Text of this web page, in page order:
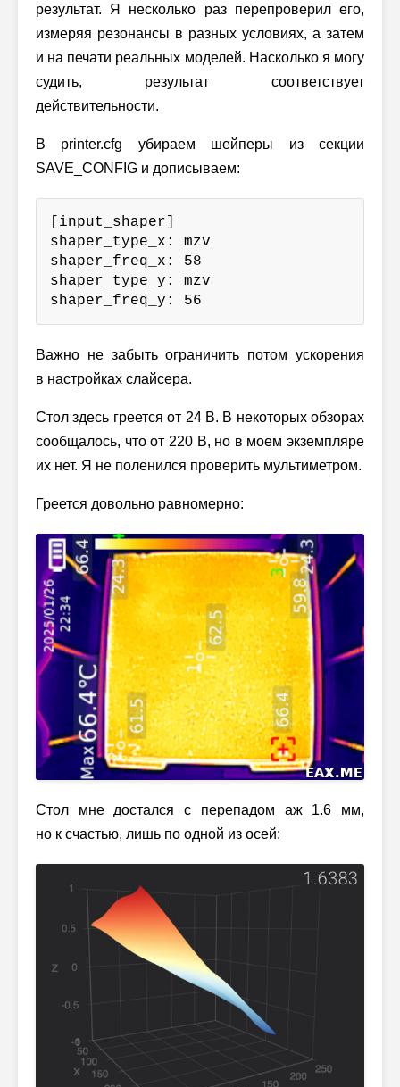
результат. Я несколько раз перепроверил его,
измеряя резонансы в разных условиях, а затем
и на печати реальных моделей. Насколько я могу
судить, результат соответствует
действительности.
В printer.cfg убираем шейперы из секции
SAVE_CONFIG и дописываем:
[input_shaper]
shaper_type_x: mzv
shaper_freq_x: 58
shaper_type_y: mzv
shaper_freq_y: 56
Важно не забыть ограничить потом ускорения
в настройках слайсера.
Стол здесь греется от 24 В. В некоторых обзорах
сообщалось, что от 220 В, но в моем экземпляре
их нет. Я не поленился проверить мультиметром.
Греется довольно равномерно:
Стол мне достался с перепадом аж 1.6 мм,
но к счастью, лишь по одной из осей: